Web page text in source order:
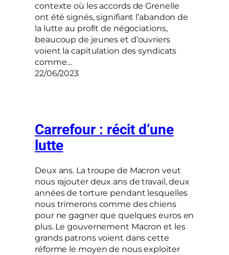
contexte où les accords de Grenelle
ont été signés, signifiant l’abandon de
la lutte au profit de négociations,
beaucoup de jeunes et d’ouvriers
voient la capitulation des syndicats
comme…
22/06/2023
Carrefour : récit d’une
lutte
Deux ans. La troupe de Macron veut
nous rajouter deux ans de travail, deux
années de torture pendant lesquelles
nous trimerons comme des chiens
pour ne gagner que quelques euros en
plus. Le gouvernement Macron et les
grands patrons voient dans cette
réforme le moyen de nous exploiter